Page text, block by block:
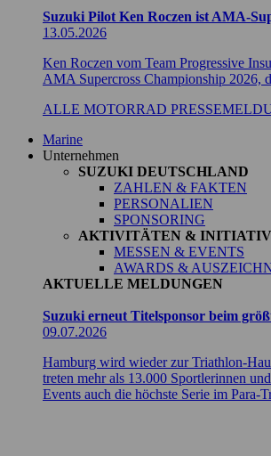
Suzuki Pilot Ken Roczen ist AMA-
13.05.2026
Ken Roczen vom Team Progressive
AMA Supercross Championship 2026,
ALLE MOTORRAD
Marine
Unternehmen
SUZUKI DEUTSCHLAND
ZAHLEN & FAKTEN
PERSONALIEN
SPONSORING
AKTIVITÄTEN &
MESSEN & EVENTS
AWARDS &
AKTUELLE MELDUNGEN
Suzuki erneut Titelsponsor beim
09.07.2026
Hamburg wird wieder zur Triathlon-
treten mehr als 13.000 Sportlerinnen
Events auch die höchste Serie im Para-